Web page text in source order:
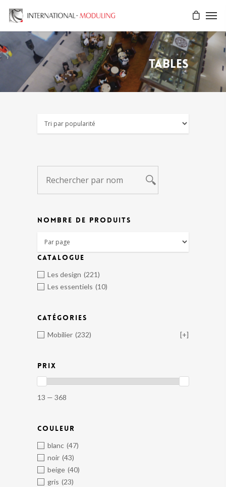
Tables
NOMBRE DE PRODUITS
CATALOGUE
Les design (221)
Les essentiels (10)
CATÉGORIES
Mobilier (232) [+]
PRIX
13 — 368
COULEUR
blanc (47)
noir (43)
beige (40)
gris (23)